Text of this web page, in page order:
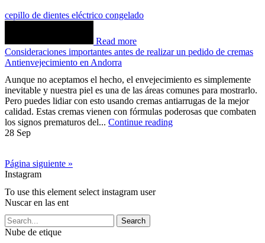
cepillo de dientes eléctrico congelado
Read more
Consideraciones importantes antes de realizar un pedido de cremas
Antienvejecimiento en Andorra
Aunque no aceptamos el hecho, el envejecimiento es simplemente
inevitable y nuestra piel es una de las áreas comunes para mostrarlo.
Pero puedes lidiar con esto usando cremas antiarrugas de la mejor
calidad. Estas cremas vienen con fórmulas poderosas que combaten
los signos prematuros del... Continue reading
28 Sep
Página siguiente »
Instagram
To use this element select instagram user
Nuscar en las ent
Search
Nube de etique